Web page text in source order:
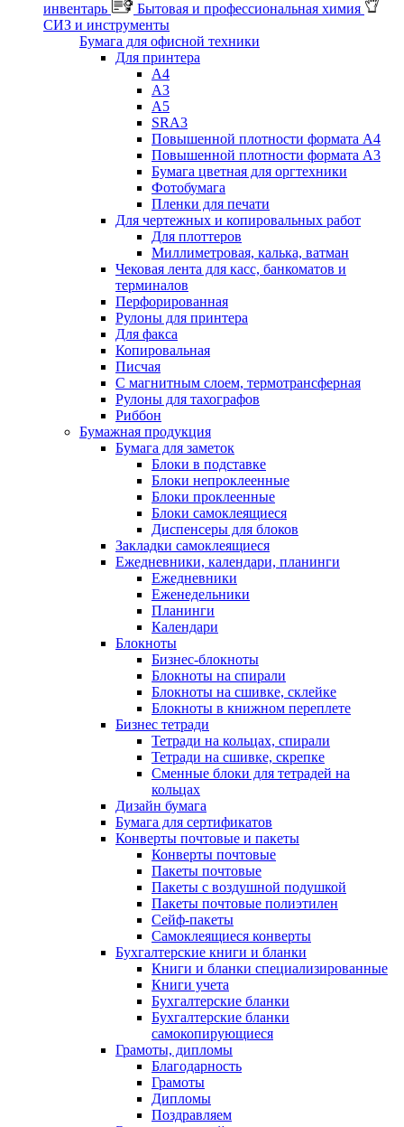
инвентарь
Бытовая и профессиональная химия
СИЗ и инструменты
Бумага для офисной техники
Для принтера
А4
А3
А5
SRA3
Повышенной плотности формата А4
Повышенной плотности формата А3
Бумага цветная для оргтехники
Фотобумага
Пленки для печати
Для чертежных и копировальных работ
Для плоттеров
Миллиметровая, калька, ватман
Чековая лента для касс, банкоматов и
терминалов
Перфорированная
Рулоны для принтера
Для факса
Копировальная
Писчая
С магнитным слоем, термотрансферная
Рулоны для тахографов
Риббон
Бумажная продукция
Бумага для заметок
Блоки в подставке
Блоки непроклеенные
Блоки проклеенные
Блоки самоклеящиеся
Диспенсеры для блоков
Закладки самоклеящиеся
Ежедневники, календари, планинги
Ежедневники
Еженедельники
Планинги
Календари
Блокноты
Бизнес-блокноты
Блокноты на спирали
Блокноты на сшивке, склейке
Блокноты в книжном переплете
Бизнес тетради
Тетради на кольцах, спирали
Тетради на сшивке, скрепке
Сменные блоки для тетрадей на
кольцах
Дизайн бумага
Бумага для сертификатов
Конверты почтовые и пакеты
Конверты почтовые
Пакеты почтовые
Пакеты с воздушной подушкой
Пакеты почтовые полиэтилен
Сейф-пакеты
Самоклеящиеся конверты
Бухгалтерские книги и бланки
Книги и бланки специализированные
Книги учета
Бухгалтерские бланки
Бухгалтерские бланки
самокопирующиеся
Грамоты, дипломы
Благодарность
Грамоты
Дипломы
Поздравляем